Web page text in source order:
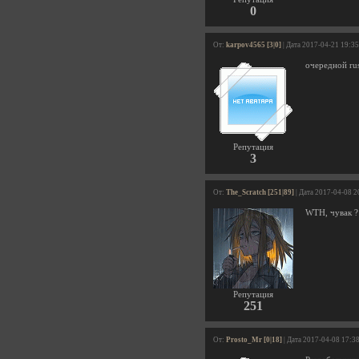
0
От: karpov4565 [3|0] | Дата 2017-04-21
Репутация
3
очередной
От: The_Scratch [251|89] | Дата 2017-04-08
Репутация
251
WTH, чувак ?
От: Prosto_Mr [0|18] | Дата 2017-04-08